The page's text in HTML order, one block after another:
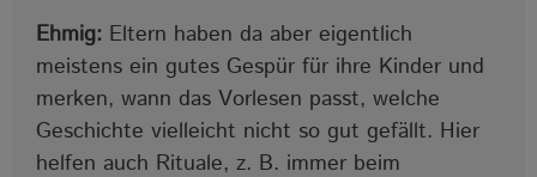
Ehmig: Eltern haben da aber eigentlich
meistens ein gutes Gespür für ihre Kinder und
merken, wann das Vorlesen passt, welche
Geschichte vielleicht nicht so gut gefällt. Hier
helfen auch Rituale, z. B. immer beim